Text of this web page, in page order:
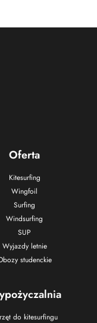
Oferta
Kitesurfing
Wingfoil
Surfing
Windsurfing
SUP
Wyjazdy letnie
studenckie
do kitesurfingu